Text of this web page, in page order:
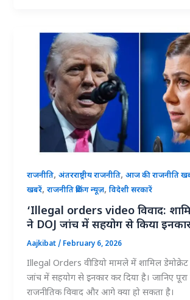
राजनीति,अंतरराष्ट्रीय राजनीति,आज की राजनीति
खबरें,राजनीति ब्रेकिंग न्यूज़,विदेशी सरकारें
‘Illegal orders video विवाद:
ने DOJ जांच में सहयोग से किया
Aajkibat/ February 6, 2026
Illegal Orders वीडियो मामले में शामिल
जांच में सहयोग से इनकार कर दिया है। जानिए पूरा
राजनीतिक विवाद और आगे क्या हो सकता है।